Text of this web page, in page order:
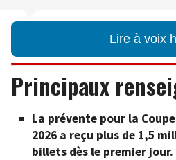
Lire à voix
Principaux
La prévente pour la
2026 a reçu plus de 1,5
billets dès le premier jour.